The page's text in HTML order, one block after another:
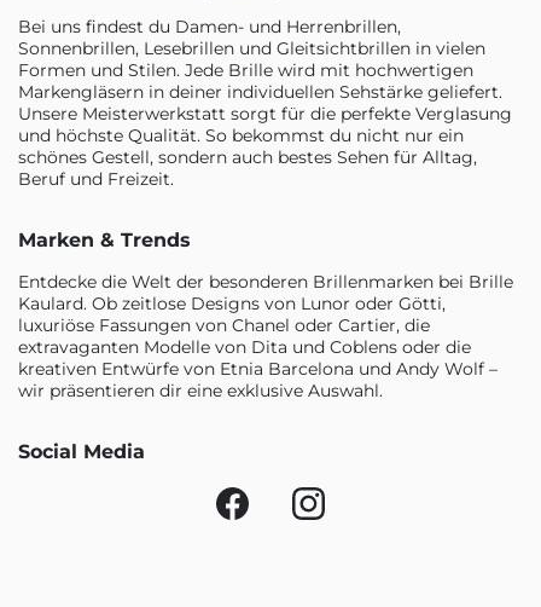
Bei uns findest du Damen- und Herrenbrillen,
Sonnenbrillen, Lesebrillen und Gleitsichtbrillen in vielen
Formen und Stilen. Jede Brille wird mit hochwertigen
Markengläsern in deiner individuellen Sehstärke geliefert.
Unsere Meisterwerkstatt sorgt für die perfekte Verglasung
und höchste Qualität. So bekommst du nicht nur ein
schönes Gestell, sondern auch bestes Sehen für Alltag,
Beruf und Freizeit.
Marken & Trends
Entdecke die Welt der besonderen Brillenmarken bei Brille
Kaulard. Ob zeitlose Designs von Lunor oder Götti,
luxuriöse Fassungen von Chanel oder Cartier, die
extravaganten Modelle von Dita und Coblens oder die
kreativen Entwürfe von Etnia Barcelona und Andy Wolf –
wir präsentieren dir eine exklusive Auswahl.
Social Media